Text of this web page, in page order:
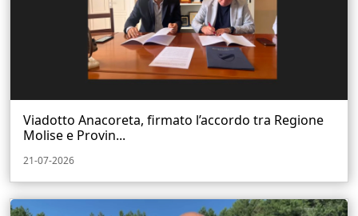
Viadotto Anacoreta, firmato l’accordo tra Regione
Molise e Provin...
21-07-2026